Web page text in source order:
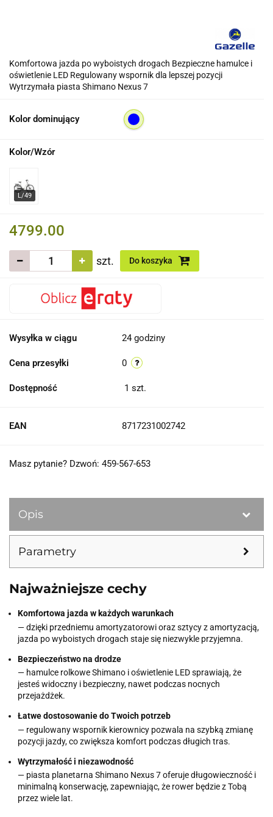
Komfortowa jazda po wyboistych drogach Bezpieczne hamulce i
oświetlenie LED Regulowany wspornik dla lepszej pozycji
Wytrzymała piasta Shimano Nexus 7
Kolor dominujący
Kolor/Wzór
4799.00
szt. Do koszyka
Wysyłka w ciągu 24 godziny
Cena przesyłki 0
Dostępność 1 szt.
EAN 8717231002742
Masz pytanie? Dzwoń: 459-567-653
Opis
Parametry
Najważniejsze cechy
Komfortowa jazda w każdych warunkach
— dzięki przedniemu amortyzatorowi oraz sztycy z amortyzacją,
jazda po wyboistych drogach staje się niezwykle przyjemna.
Bezpieczeństwo na drodze
— hamulce rolkowe Shimano i oświetlenie LED sprawiają, że
jesteś widoczny i bezpieczny, nawet podczas nocnych
przejażdżek.
Łatwe dostosowanie do Twoich potrzeb
— regulowany wspornik kierownicy pozwala na szybką zmianę
pozycji jazdy, co zwiększa komfort podczas długich tras.
Wytrzymałość i niezawodność
— piasta planetarna Shimano Nexus 7 oferuje długowieczność i
minimalną konserwację, zapewniając, że rower będzie z Tobą
przez wiele lat.